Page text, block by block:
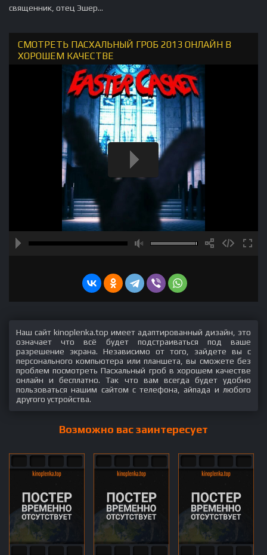
священник, отец Эшер…
СМОТРЕТЬ ПАСХАЛЬНЫЙ ГРОБ 2013 ОНЛАЙН В
ХОРОШЕМ КАЧЕСТВЕ
Наш сайт kinoplenka.top имеет адаптированный дизайн, это
означает что всё будет подстраиваться под ваше
разрешение экрана. Независимо от того, зайдете вы с
персонального компьютера или планшета, вы сможете без
проблем посмотреть Пасхальный гроб в хорошем качестве
онлайн и бесплатно. Так что вам всегда будет удобно
пользоваться нашим сайтом с телефона, айпада и любого
другого устройства.
Возможно вас заинтересует